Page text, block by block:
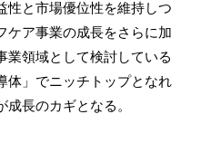
性と市場優位性を維持しつ
ケア事業の成長をさらに加
業領域として検討している
体」でニッチトップとなれ
長のカギとなる。